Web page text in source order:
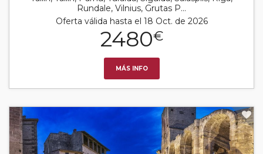
Rundale, Vilnius, Grutas P...
Oferta válida hasta el 18 Oct. de 2026
2480€
MÁS INFO